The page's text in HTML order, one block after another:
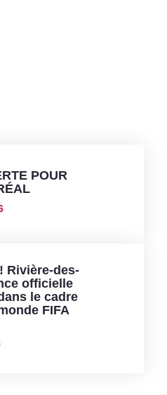
POUR
Rivière-des-
officielle
le cadre
FIFA